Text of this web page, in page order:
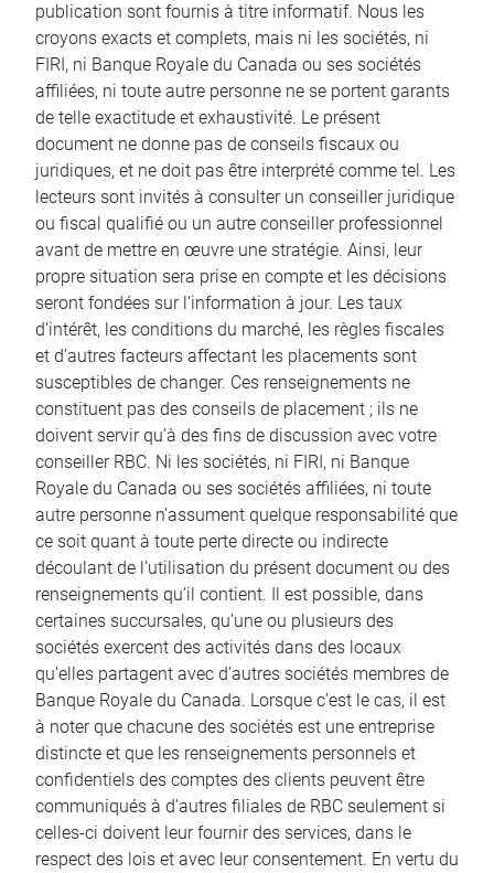
publication sont fournis à titre informatif. Nous les
croyons exacts et complets, mais ni les sociétés, ni
FIRI, ni Banque Royale du Canada ou ses sociétés
affiliées, ni toute autre personne ne se portent garants
de telle exactitude et exhaustivité. Le présent
document ne donne pas de conseils fiscaux ou
juridiques, et ne doit pas être interprété comme tel. Les
lecteurs sont invités à consulter un conseiller juridique
ou fiscal qualifié ou un autre conseiller professionnel
avant de mettre en œuvre une stratégie. Ainsi, leur
propre situation sera prise en compte et les décisions
seront fondées sur l’information à jour. Les taux
d’intérêt, les conditions du marché, les règles fiscales
et d’autres facteurs affectant les placements sont
susceptibles de changer. Ces renseignements ne
constituent pas des conseils de placement ; ils ne
doivent servir qu’à des fins de discussion avec votre
conseiller RBC. Ni les sociétés, ni FIRI, ni Banque
Royale du Canada ou ses sociétés affiliées, ni toute
autre personne n’assument quelque responsabilité que
ce soit quant à toute perte directe ou indirecte
découlant de l’utilisation du présent document ou des
renseignements qu’il contient. Il est possible, dans
certaines succursales, qu’une ou plusieurs des
sociétés exercent des activités dans des locaux
qu’elles partagent avec d’autres sociétés membres de
Banque Royale du Canada. Lorsque c’est le cas, il est
à noter que chacune des sociétés est une entreprise
distincte et que les renseignements personnels et
confidentiels des comptes des clients peuvent être
communiqués à d’autres filiales de RBC seulement si
celles-ci doivent leur fournir des services, dans le
respect des lois et avec leur consentement. En vertu du